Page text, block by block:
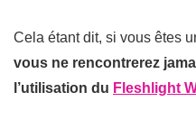
Cela étant dit, si vous êtes
vous ne rencontrerez
l’utilisation du Fleshlight